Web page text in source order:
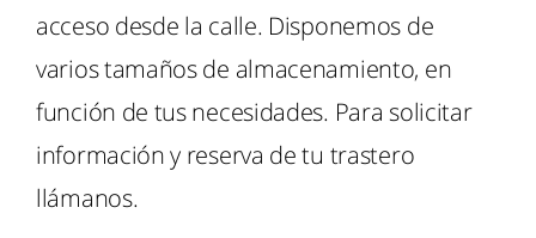
acceso desde la calle. Disponemos de
varios tamaños de almacenamiento, en
función de tus necesidades. Para solicitar
información y reserva de tu trastero
llámanos.